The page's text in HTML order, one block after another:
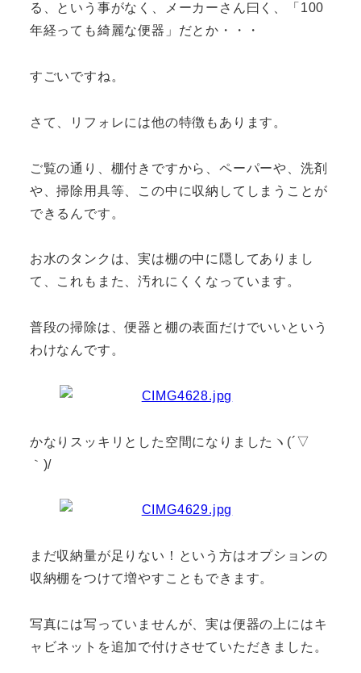
る、という事がなく、メーカーさん曰く、「100
年経っても綺麗な便器」だとか・・・
すごいですね。
さて、リフォレには他の特徴もあります。
ご覧の通り、棚付きですから、ペーパーや、洗剤
や、掃除用具等、この中に収納してしまうことが
できるんです。
お水のタンクは、実は棚の中に隠してありまし
て、これもまた、汚れにくくなっています。
普段の掃除は、便器と棚の表面だけでいいという
わけなんです。
かなりスッキリとした空間になりましたヽ(´▽
｀)/
まだ収納量が足りない！という方はオプションの
収納棚をつけて増やすこともできます。
写真には写っていませんが、実は便器の上にはキ
ャビネットを追加で付けさせていただきました。